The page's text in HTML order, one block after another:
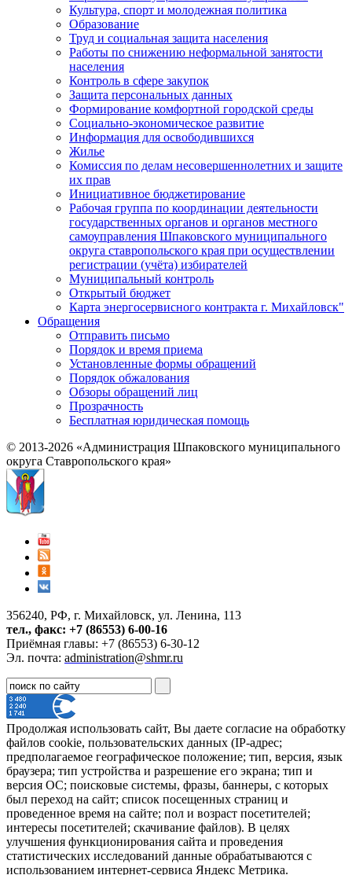
Культура, спорт и молодежная политика
Образование
Труд и социальная защита населения
Работы по снижению неформальной занятости
населения
Контроль в сфере закупок
Защита персональных данных
Формирование комфортной городской среды
Социально-экономическое развитие
Информация для освободившихся
Жилье
Комиссия по делам несовершеннолетних и защите
их прав
Инициативное бюджетирование
Рабочая группа по координации деятельности
государственных органов и органов местного
самоуправления Шпаковского муниципального
округа ставропольского края при осуществлении
регистрации (учёта) избирателей
Муниципальный контроль
Открытый бюджет
Карта энергосервисного контракта г. Михайловск"
Обращения
Отправить письмо
Порядок и время приема
Установленные формы обращений
Порядок обжалования
Обзоры обращений лиц
Прозрачность
Бесплатная юридическая помощь
© 2013-2026 «Администрация Шпаковского муниципального
округа Ставропольского края»
356240, РФ, г. Михайловск, ул. Ленина, 113
тел., факс: +7 (86553) 6-00-16
Приёмная главы: +7 (86553) 6-30-12
Эл. почта: administration@shmr.ru
Продолжая использовать сайт, Вы даете согласие на обработку
файлов cookie, пользовательских данных (IP-адрес;
предполагаемое географическое положение; тип, версия, язык
браузера; тип устройства и разрешение его экрана; тип и
версия ОС; поисковые системы, фразы, баннеры, с которых
был переход на сайт; список посещенных страниц и
проведенное время на сайте; пол и возраст посетителей;
интересы посетителей; скачивание файлов). В целях
улучшения функционирования сайта и проведения
статистических исследований данные обрабатываются с
использованием интернет-сервиса Яндекс Метрика.